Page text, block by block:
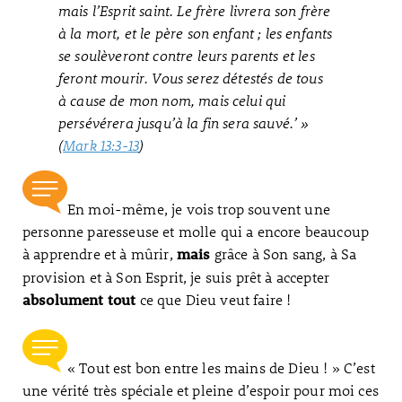
mais l’Esprit saint. Le frère livrera son frère
à la mort, et le père son enfant ; les enfants
se soulèveront contre leurs parents et les
feront mourir. Vous serez détestés de tous
à cause de mon nom, mais celui qui
persévérera jusqu’à la fin sera sauvé.’ »
(Mark 13:3-13)
En moi-même, je vois trop souvent une
personne paresseuse et molle qui a encore beaucoup
à apprendre et à mûrir, mais grâce à Son sang, à Sa
provision et à Son Esprit, je suis prêt à accepter
absolument tout ce que Dieu veut faire !
« Tout est bon entre les mains de Dieu ! » C’est
une vérité très spéciale et pleine d’espoir pour moi ces